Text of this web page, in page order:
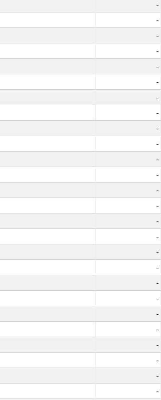
-
-
-
-
-
-
-
-
-
-
-
-
-
-
-
-
-
-
-
-
-
-
-
-
-
-